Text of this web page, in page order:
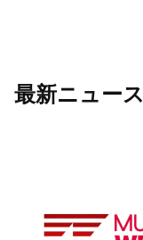
最新ニュース